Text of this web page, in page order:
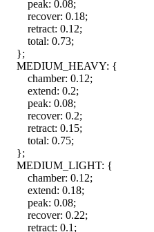
peak: 0.08;
recover: 0.18;
retract: 0.12;
total: 0.73;
};
MEDIUM_HEAVY: {
chamber: 0.12;
extend: 0.2;
peak: 0.08;
recover: 0.2;
retract: 0.15;
total: 0.75;
};
MEDIUM_LIGHT: {
chamber: 0.12;
extend: 0.18;
peak: 0.08;
recover: 0.22;
retract: 0.1 ;